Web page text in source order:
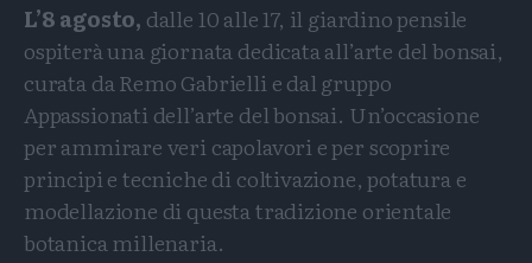
L’8 agosto, dalle 10 alle 17, il giardino pensile
ospiterà una giornata dedicata all’arte del bonsai,
curata da Remo Gabrielli e dal gruppo
Appassionati dell’arte del bonsai. Un’occasione
per ammirare veri capolavori e per scoprire
principi e tecniche di coltivazione, potatura e
modellazione di questa tradizione orientale
botanica millenaria.